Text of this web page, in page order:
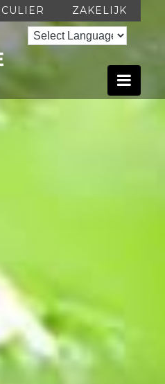
ZAKELIJK